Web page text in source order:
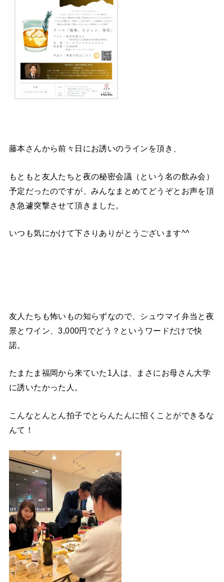
藤本さんから前々日にお誘いのラインを頂き、
もともと友人たちと夜の秘密会議（という名の飲み会）
予定だったのですが、みんなまとめてどうぞとお声を頂
き急遽突撃させて頂きました。
いつも気にかけて下さりありがとうございます^^
友人たちも怖いもの知らずなので、シュウマイ弁当と夜
景とワイン、3,000円でどう？というワードだけで快
諾。
たまたま福岡から来ていた1人は、まさにお母さん大学
に誘いたかった人。
こんなとんとん拍子でとらんたんに招くことができるな
んて！